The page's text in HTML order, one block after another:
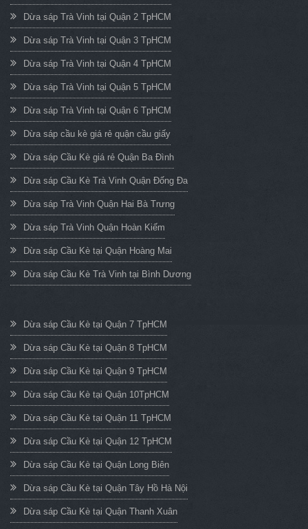
Dừa sáp Trà Vinh tại Quận 2 TpHCM
Dừa sáp Trà Vinh tại Quận 3 TpHCM
Dừa sáp Trà Vinh tại Quận 4 TpHCM
Dừa sáp Trà Vinh tại Quận 5 TpHCM
Dừa sáp Trà Vinh tại Quận 6 TpHCM
Dừa sáp cầu kè giá rẻ quận cầu giấy
Dừa sáp Cầu Kè giá rẻ Quận Ba Đình
Dừa sáp Cầu Kè Trà Vinh Quận Đống Đa
Dừa sáp Trà Vinh Quận Hai Bà Trưng
Dừa sáp Trà Vinh Quận Hoàn Kiếm
Dừa sáp Cầu Kè tại Quận Hoàng Mai
Dừa sáp Cầu Kè Trà Vinh tại Bình Dương
Dừa sáp Cầu Kè tại Quận 7 TpHCM
Dừa sáp Cầu Kè tại Quận 8 TpHCM
Dừa sáp Cầu Kè tại Quận 9 TpHCM
Dừa sáp Cầu Kè tại Quận 10TpHCM
Dừa sáp Cầu Kè tại Quận 11 TpHCM
Dừa sáp Cầu Kè tại Quận 12 TpHCM
Dừa sáp Cầu Kè tại Quận Long Biên
Dừa sáp Cầu Kè tại Quận Tây Hồ Hà Nội
Dừa sáp Cầu Kè tại Quận Thanh Xuân